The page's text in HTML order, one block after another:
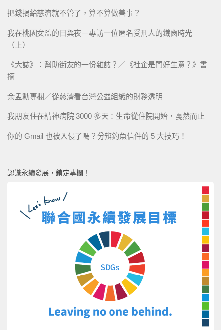
把錢捐給慈濟就不管了，算不算做善事？
我在桃園女監的日與夜－專訪一位匿名受刑人的鐵窗時光
（上）
《大誌》：幫助街友的一份雜誌？／《社企是門好生意？》書
摘
余孟勳專欄／從慈濟看台灣公益組織的財務透明
我朋友住在精神病院 3000 多天：生命從住院開始，戞然而止
你的 Gmail 也被入侵了嗎？分辨釣魚信件的 5 大技巧！
認識永續發展，鎖定專欄！